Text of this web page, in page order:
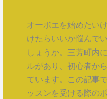
オーボエを始めたい
けたらいいか悩んで
しょうか。三芳町内
ルがあり、初心者か
ています。この記事
ッスンを受ける際の